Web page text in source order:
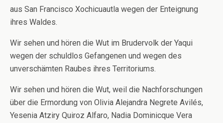
aus San Francisco Xochicuautla wegen der Enteignung
ihres Waldes.
Wir sehen und hören die Wut im Brudervolk der Yaqui
wegen der schuldlos Gefangenen und wegen des
unverschämten Raubes ihres Territoriums.
Wir sehen und hören die Wut, weil die Nachforschungen
über die Ermordung von Olivia Alejandra Negrete Avilés,
Yesenia Atziry Quiroz Alfaro, Nadia Dominicque Vera